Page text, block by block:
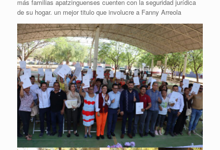
más familias apatzinguenses cuenten con la seguridad jurídica
de su hogar. un mejor titulo que involucre a Fanny Arreola